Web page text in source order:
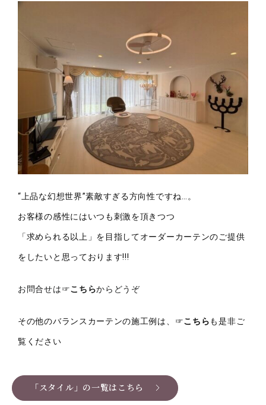
“上品な幻想世界”素敵すぎる方向性ですね…。
お客様の感性にはいつも刺激を頂きつつ
「求められる以上」を目指してオーダーカーテンのご提供
をしたいと思っております!!!
お問合せは☞こちらからどうぞ
その他のバランスカーテンの施工例は、☞こちらも是非ご
覧ください
「スタイル」の一覧はこちら